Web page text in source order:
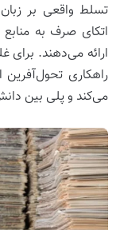
تسلط واقعی بر
اتکای صرف به
ارائه می‌دهند. برای
راهکاری
می‌کند و پلی بین